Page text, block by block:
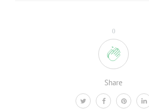
0
Share